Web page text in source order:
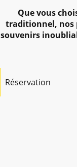
Que vous
traditionnel, nos
souvenirs
Réservation